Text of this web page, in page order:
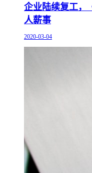
企业陆续复工，
人薪事
2020-03-04